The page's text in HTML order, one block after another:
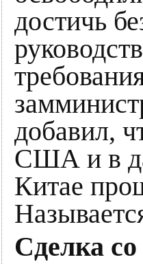
достичь
добавил,
США и в
Китае
Сделка